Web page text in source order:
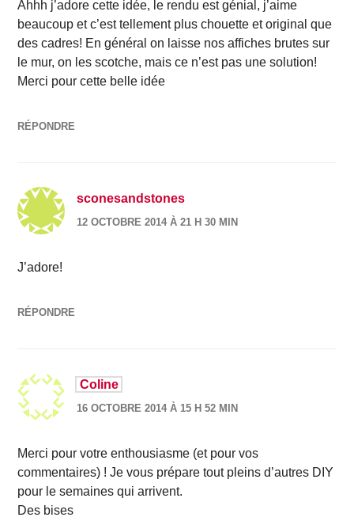
Ahhh j’adore cette idée, le rendu est génial, j’aime
beaucoup et c’est tellement plus chouette et original que
des cadres! En général on laisse nos affiches brutes sur
le mur, on les scotche, mais ce n’est pas une solution!
Merci pour cette belle idée
RÉPONDRE
sconesandstones
12 OCTOBRE 2014 À 21 H 30 MIN
J’adore!
RÉPONDRE
Coline
16 OCTOBRE 2014 À 15 H 52 MIN
Merci pour votre enthousiasme (et pour vos
commentaires) ! Je vous prépare tout pleins d’autres DIY
pour le semaines qui arrivent.
Des bises